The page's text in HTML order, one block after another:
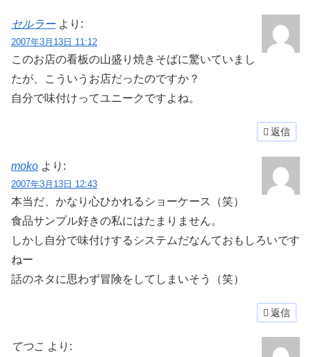
セルラー より:
2007年3月13日 11:12
このお店の看板の山盛り焼きそばに驚いていまし
たが、こういうお店だったのですか？
自分で味付けってユニークですよね。
返信
moko より:
2007年3月13日 12:43
本当だ、かなり心ひかれるショーケース（笑）
食品サンプル好きの私にはたまりません。
しかし自分で味付けするシステムだなんておもしろいです
ねー
話のネタに思わず冒険をしてしまいそう（笑）
返信
てつこ より: